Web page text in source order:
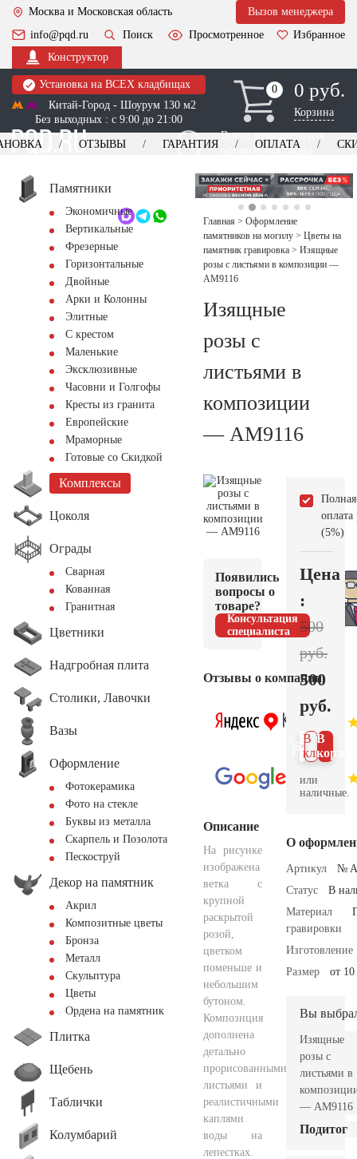
Москва и Московская область
Вызов менеджера
info@pqd.ru
Поиск Просмотренное
Избранное
Конструктор
Установка на ВСЕХ кладбищах
Китай-Город - Шоурум 130 м2
Без выходных : с 9:00 до 21:00
0
0 0 руб.
Корзина
Выезд менеджера для
оформления заказа
+7 (495) 518-44-23
Обратный звонок
ОТЗЫВЫ ГАРАНТИЯ ОПЛАТА
Памятники
Экономичные
Вертикальные
Фрезерные
Горизонтальные
Двойные
Арки и Колонны
Элитные
С крестом
Маленькие
Эксклюзивные
Часовни и Голгофы
Кресты из гранита
Европейские
Мраморные
Готовые со Скидкой
Комплексы
Цоколя
Ограды
Сварная
Кованная
Гранитная
Цветники
Надгробная плита
Столики, Лавочки
Вазы
Оформление
Фотокерамика
Фото на стекле
Буквы из металла
Скарпель и Позолота
Пескоструй
Декор на памятник
Акрил
Композитные цветы
Бронза
Металл
Скульптура
Цветы
Ордена на памятник
Плитка
Щебень
Таблички
Колумбарий
Главная > Оформление
памятников на могилу > Цветы на
памятник гравировка > Изящные
розы с листьями в композиции —
AM9116
Изящные
розы с
листьями в
композиции
— AM9116
Появились
вопросы о
товаре?
Консультация
специалиста
Отзывы о компании
Описание
На рисунке
изображена
ветка с
крупной
раскрытой
розой,
цветком
поменьше и
небольшим
бутоном.
Композиция
дополнена
детально
прорисованными
листьями и
реалистичными
каплями
воды на
лепестках.
Полная
оплата
(5%)
Цена
:
500
руб.
500
руб.
В
В 1
клик
или
наличные.
О
Артикул
№
Статус
В
Материал
гравировки
Изготовление
Размер
от
Вы
Изящные
розы с
листьями в
— AM9116
Подитог